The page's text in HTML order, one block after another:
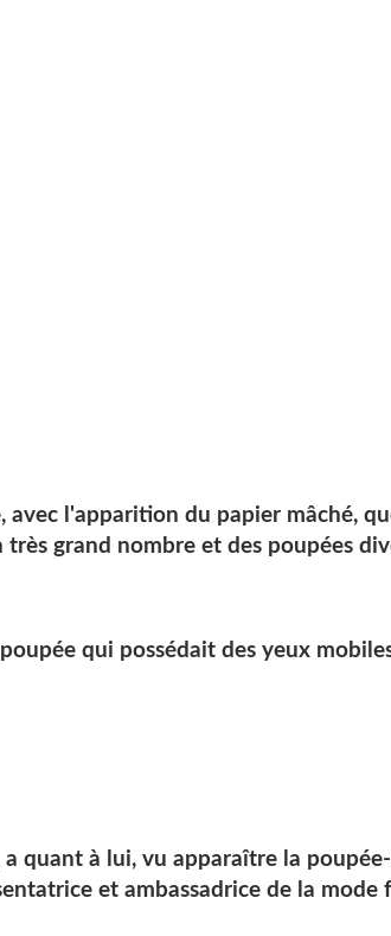
avec l'apparition du papier mâché,
très grand nombre et des poupées
qui possédait des yeux
a quant à lui, vu apparaître la
et ambassadrice de la mode